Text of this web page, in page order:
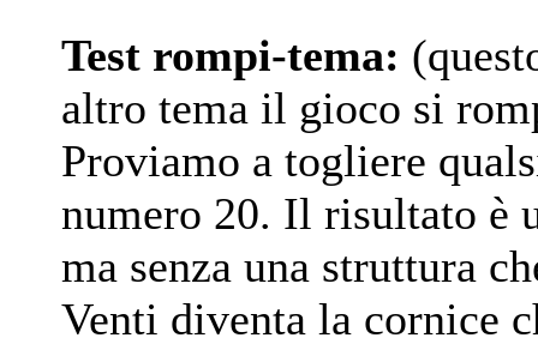
Test rompi-tema:
altro tema il gioco si
Proviamo a togliere
numero 20. Il risultato è
ma senza una struttura
Venti diventa la cornice